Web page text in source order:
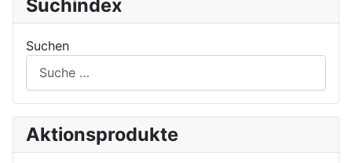
Suchindex
Suchen
Aktionsprodukte